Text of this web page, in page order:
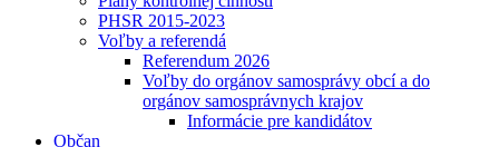
PHSR 2015-2023
Voľby a referendá
Referendum 2026
Voľby do orgánov samosprávy obcí a do
orgánov samosprávnych krajov
Informácie pre kandidátov
Občan